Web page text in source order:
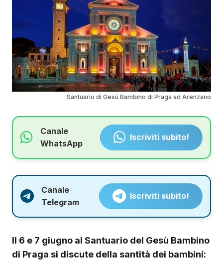
Santuario di Gesù Bambino di Praga ad Arenzano
Canale
WhatsApp
Iscriviti subito!
Canale
Telegram
Iscriviti subito!
Il 6 e 7 giugno al Santuario del Gesù Bambino
di Praga si discute della santità dei bambini: